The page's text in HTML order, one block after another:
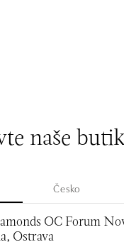
naše
Česko
OC Forum
Ostrava